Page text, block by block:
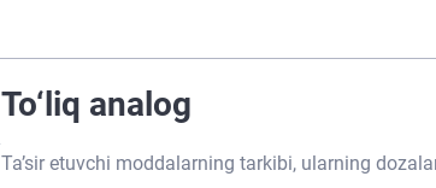
To‘liq analog
Ta’sir etuvchi moddalarning tarkibi, ularning